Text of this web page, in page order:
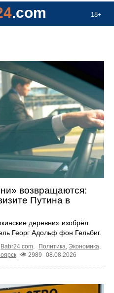
18+
.com
возвращаются:
Путина в
деревни» изобрёл
Георг Адольф фон Гельбиг.
Babr24.com Политика Экономика
2989 08.08.2026